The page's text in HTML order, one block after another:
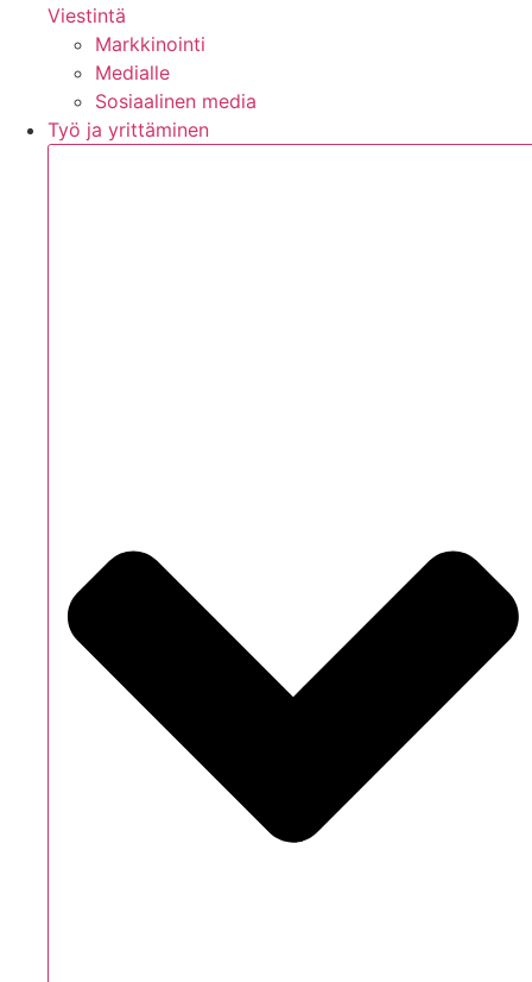
Viestintä
Markkinointi
Medialle
Sosiaalinen media
Työ ja yrittäminen